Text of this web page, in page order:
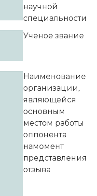
научной
специальности
Ученое звание
Наименование
организации,
являющейся
основным
местом работы
оппонента
намомент
представления
отзыва